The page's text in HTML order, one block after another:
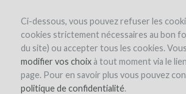
Ci-dessous, vous pouvez refuser les
cookies strictement nécessaires au bon
du site) ou accepter tous les cookies.
modifier vos choixà tout moment via le
page. Pour en savoir plus vous pouvez
politique de confidentialité.
Château Saint-
AGROFORESTRY
WHITE GRAPE